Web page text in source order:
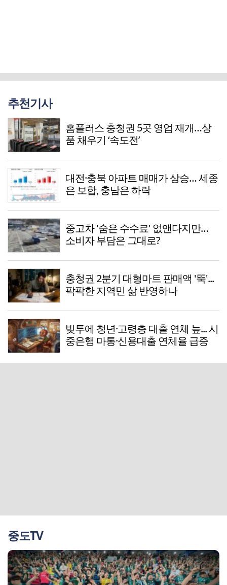
추천기사
홈플러스 충청권 5곳 영업 재개…상
품 채우기 ‘속도전’
대전·충북 아파트 매매가 상승… 세종
은 보합, 충남은 하락
중고차 '숨은 수수료' 없앤다지만…
소비자 부담은 그대로?
충청권 2분기 대형마트 판매액 '뚝'...
팍팍한 지역민 삶 반영하나
빚투에 청년·고령층 대출 연체 늪... 시
중은행 마통·신용대출 연체율 급증
중도TV